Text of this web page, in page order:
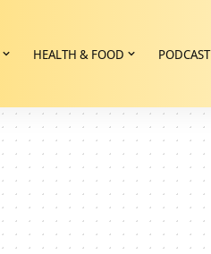
HEALTH & FOOD PODCAST